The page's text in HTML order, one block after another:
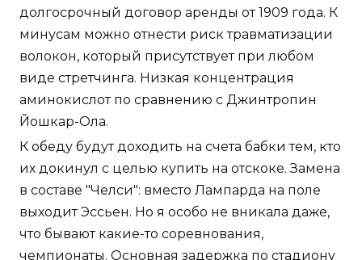
долгосрочный договор аренды от 1909 года. К
минусам можно отнести риск травматизации
волокон, который присутствует при любом
виде стретчинга. Низкая концентрация
аминокислот по сравнению с Джинтропин
Йошкар-Ола.
К обеду будут доходить на счета бабки тем, кто
их докинул с целью купить на отскоке. Замена
в составе "Челси": вместо Лампарда на поле
выходит Эссьен. Но я особо не вникала даже,
что бывают какие-то соревнования,
чемпионаты. Основная задержка по стадиону